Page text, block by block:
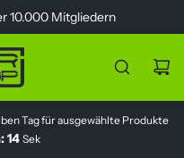
10.000 Mitgliedern
Tag für ausgewählte Produkte
:14 Sek